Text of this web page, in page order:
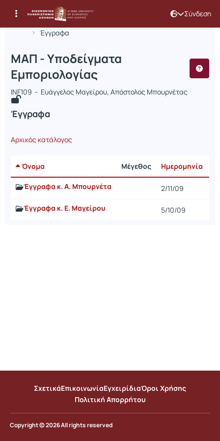
Σύνδεση
Αρχική Σελίδα
Έγγραφα
Μάθημα : ΜΑΠ - Υποδείγματα
Κωδικός : INF109
ΜΑΠ - Υποδείγματα
Εμποριολογίας
INF109 - Ευάγγελος Μαγείρου, Απόστολος Μπουρνέτας
Έγγραφα
Αρχικός κατάλογος
Όνομα Μέγεθος Ημερομηνία
Έγγραφα κ. Α. Μπουρνέτα 2/11/09
Έγγραφα κ. Ε. Μαγείρου 5/10/09
ΣχετικάΕπικοινωνίαΕγχειρίδιαΌροι Χρήσης
Πολιτική Απορρήτου
Copyright © 2026 All rights reserved